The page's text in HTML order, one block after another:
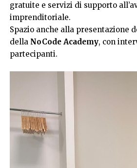
gratuite e servizi di supporto
imprenditoriale.
Spazio anche alla presentazione
della NoCode Academy, con
partecipanti.